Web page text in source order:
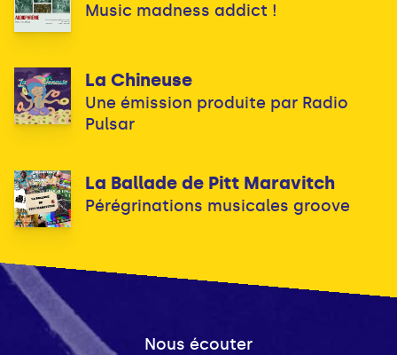
Music madness addict !
La Chineuse
Une émission produite par Radio
Pulsar
La Ballade de Pitt Maravitch
Pérégrinations musicales groove
Nous écouter